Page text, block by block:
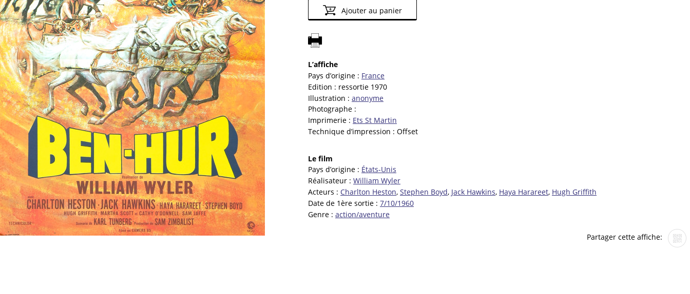
Ajouter au panier
L’affiche
Pays d’origine : France
Edition : ressortie 1970
Illustration : anonyme
Photographe :
Imprimerie : Ets St Martin
Technique d’impression : Offset
Le film
Pays d’origine : États-Unis
Réalisateur : William Wyler
Acteurs : Charlton Heston, Stephen Boyd, Jack Hawkins, Haya Harareet, Hugh Griffith
Date de 1ère sortie : 7/10/1960
Genre : action/aventure
Partager cette affiche: